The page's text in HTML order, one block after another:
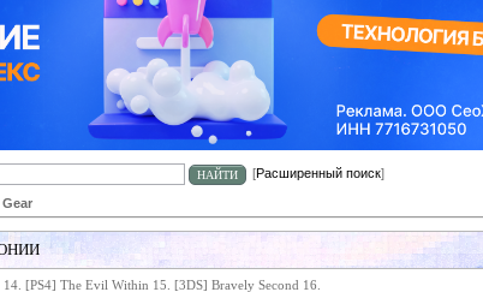
[Расширенный поиск]
14. [PS4] The Evil Within 15. [3DS] Bravely Second 16.